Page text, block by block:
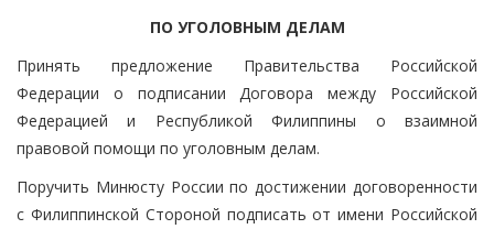
ПО УГОЛОВНЫМ ДЕЛАМ
Принять предложение Правительства Российской
Федерации о подписании Договора между Российской
Федерацией и Республикой Филиппины о взаимной
правовой помощи по уголовным делам.
Поручить Минюсту России по достижении договоренности
с Филиппинской Стороной подписать от имени Российской